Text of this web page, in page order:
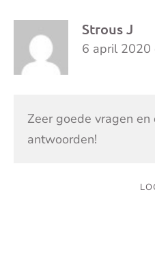
Strous J
6 april 2020
Zeer goede vragen en
antwoorden!